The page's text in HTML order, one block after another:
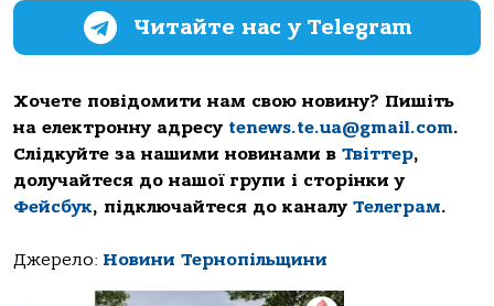
Читайте нас у Telegram
Хочете повідомити нам свою новину? Пишіть
на електронну адресу tenews.te.ua@gmail.com.
Слідкуйте за нашими новинами в Твіттер,
долучайтеся до нашої групи і сторінки у
Фейсбук, підключайтеся до каналу Телеграм.
Джерело: Новини Тернопільщини